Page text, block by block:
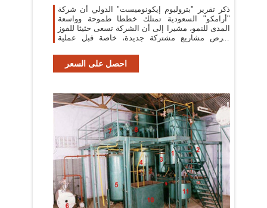
ذكر تقرير "بتروليوم إيكونوميست" الدولي أن شركة
"أرامكو" السعودية تمتلك خططا طموحة وواسعة
المدى للنمو، مشيرا إلى أن الشركة تسعى حثيثا للفوز
بفرص مشاريع مشتركة جديدة، خاصة قبل عملية
احصل على السعر